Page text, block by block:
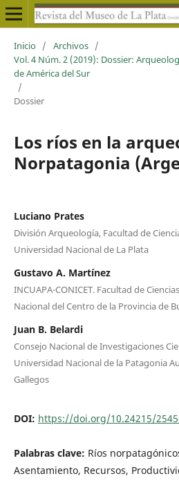
Inicio / Archivos /
Vol. 4 Núm. 2 (2019): Dossier:
de América del Sur
/
Dossier
Los ríos en la
Norpatagonia
Luciano Prates
División Arqueología, Facultad de
Universidad Nacional de La Plata
Gustavo A. Martínez
INCUAPA-CONICET. Facultad de
Nacional del Centro de la Provincia de
Juan B. Belardi
Consejo Nacional de Investigaciones
Universidad Nacional de la Patagonia
Gallegos
DOI: https://doi.org/10.24215/
Palabras clave: Ríos
Asentamiento, Recursos,